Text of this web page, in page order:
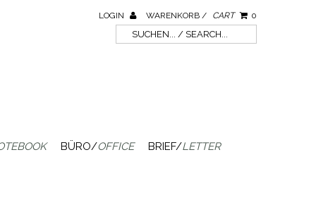
LOGIN WARENKORB / CART 0
BÜRO/OFFICE BRIEF/LETTER